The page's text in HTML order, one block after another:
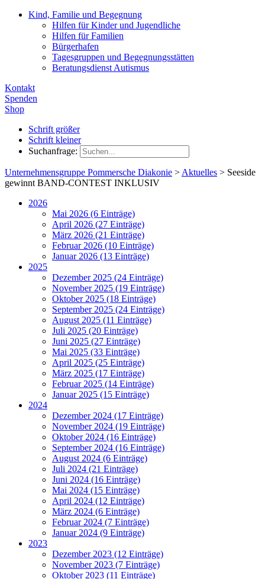
Kind, Familie und Begegnung
Hilfen für Kinder und Jugendliche
Hilfen für Familien
Bürgerhafen
Tagesgruppen und Begegnungsstätten
Beratungsdienst Autismus
Kontakt
Spenden
Shop
Schrift größer
Schrift kleiner
Suchanfrage:
Unternehmensgruppe Pommersche Diakonie > Aktuelles > Seeside
gewinnt BAND-CONTEST INKLUSIV
2026
Mai 2026 (6 Einträge)
April 2026 (27 Einträge)
März 2026 (21 Einträge)
Februar 2026 (10 Einträge)
Januar 2026 (13 Einträge)
2025
Dezember 2025 (24 Einträge)
November 2025 (19 Einträge)
Oktober 2025 (18 Einträge)
September 2025 (24 Einträge)
August 2025 (11 Einträge)
Juli 2025 (20 Einträge)
Juni 2025 (27 Einträge)
Mai 2025 (33 Einträge)
April 2025 (25 Einträge)
März 2025 (17 Einträge)
Februar 2025 (14 Einträge)
Januar 2025 (15 Einträge)
2024
Dezember 2024 (17 Einträge)
November 2024 (19 Einträge)
Oktober 2024 (16 Einträge)
September 2024 (16 Einträge)
August 2024 (6 Einträge)
Juli 2024 (21 Einträge)
Juni 2024 (16 Einträge)
Mai 2024 (15 Einträge)
April 2024 (12 Einträge)
März 2024 (6 Einträge)
Februar 2024 (7 Einträge)
Januar 2024 (9 Einträge)
2023
Dezember 2023 (12 Einträge)
November 2023 (7 Einträge)
Oktober 2023 (11 Einträge)